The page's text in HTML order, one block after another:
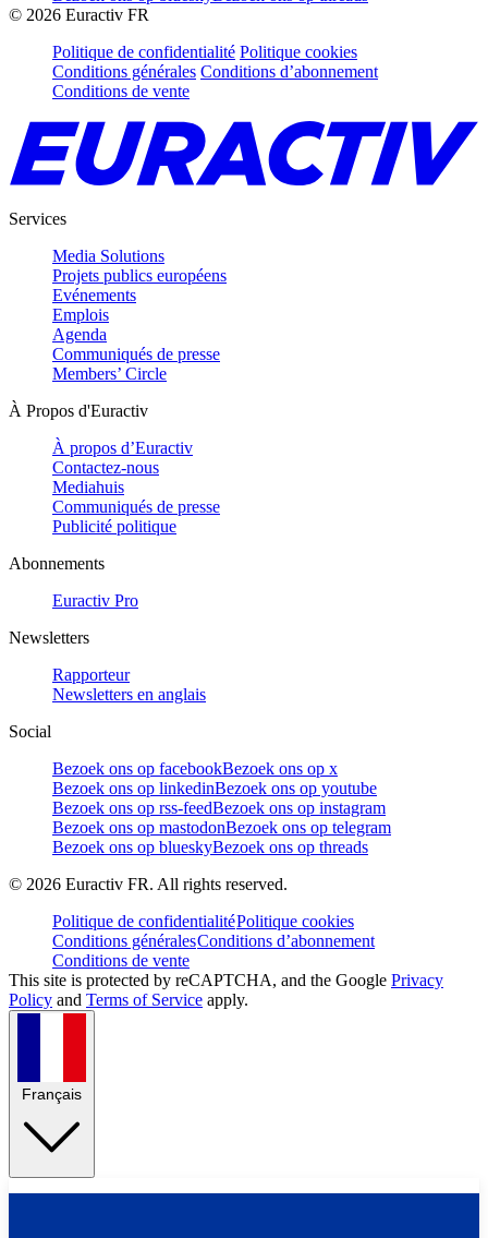
© 2026 Euractiv FR
Politique de confidentialité Politique cookies
Conditions générales Conditions d’abonnement
Conditions de vente
Services
Media Solutions
Projets publics européens
Evénements
Emplois
Agenda
Communiqués de presse
Members’ Circle
À Propos d'Euractiv
À propos d’Euractiv
Contactez-nous
Mediahuis
Communiqués de presse
Publicité politique
Abonnements
Euractiv Pro
Newsletters
Rapporteur
Newsletters en anglais
Social
Bezoek ons op facebookBezoek ons op x
Bezoek ons op linkedinBezoek ons op youtube
Bezoek ons op rss-feedBezoek ons op instagram
Bezoek ons op mastodonBezoek ons op telegram
Bezoek ons op blueskyBezoek ons op threads
© 2026 Euractiv FR. All rights reserved.
Politique de confidentialitéPolitique cookies
Conditions généralesConditions d’abonnement
Conditions de vente
This site is protected by reCAPTCHA, and the Google Privacy
Policy and Terms of Service apply.
Français